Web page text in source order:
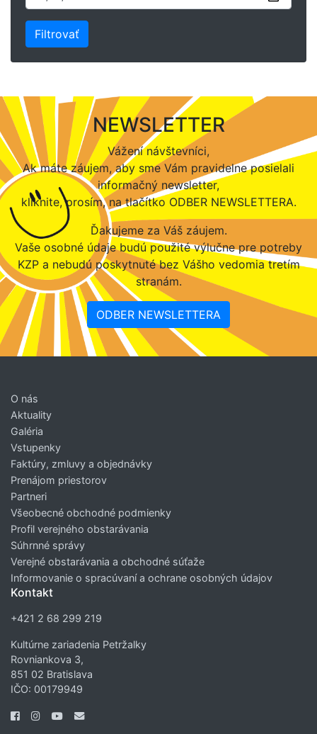
NEWSLETTER
Vážení návštevníci,
Ak máte záujem, aby sme Vám pravidelne posielali
informačný newsletter,
kliknite, prosím, na tlačítko ODBER NEWSLETTERA.
Ďakujeme za Váš záujem.
Vaše osobné údaje budú použité výlučne pre potreby
KZP a nebudú poskytnuté bez Vášho vedomia tretím
stranám.
ODBER NEWSLETTERA
O nás
Aktuality
Galéria
Vstupenky
Faktúry, zmluvy a objednávky
Prenájom priestorov
Partneri
Všeobecné obchodné podmienky
Profil verejného obstarávania
Súhrnné správy
Verejné obstarávania a obchodné súťaže
Informovanie o spracúvaní a ochrane osobných údajov
Kontakt
+421 2 68 299 219
Kultúrne zariadenia Petržalky
Rovniankova 3,
851 02 Bratislava
IČO: 00179949